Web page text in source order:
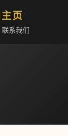
页
联系我们